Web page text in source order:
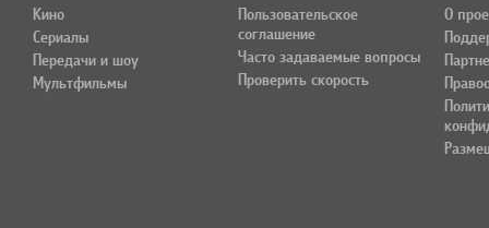
Кино
Сериалы
Передачи и шоу
Мультфильмы
Пользовательское
соглашение
Часто задаваемые вопросы
Проверить скорость
О